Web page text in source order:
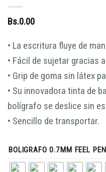
Bs.0.00
• La escritura fluye de
• Fácil de sujetar gracias
• Grip de goma sin látex
• Su innovadora tinta de
bolígrafo se deslice sin
• Sencillo de transportar.
BOLIGRAFO 0.7MM FEEL